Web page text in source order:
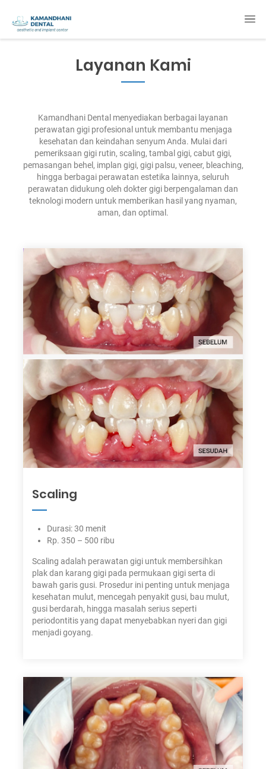
Layanan Kami
Kamandhani Dental menyediakan berbagai layanan
perawatan gigi profesional untuk membantu menjaga
kesehatan dan keindahan senyum Anda. Mulai dari
pemeriksaan gigi rutin, scaling, tambal gigi, cabut gigi,
pemasangan behel, implan gigi, gigi palsu, veneer, bleaching,
hingga berbagai perawatan estetika lainnya, seluruh
perawatan didukung oleh dokter gigi berpengalaman dan
teknologi modern untuk memberikan hasil yang nyaman,
aman, dan optimal.
Scaling
Durasi: 30 menit
Rp. 350 – 500 ribu
Scaling adalah perawatan gigi untuk membersihkan
plak dan karang gigi pada permukaan gigi serta di
bawah garis gusi. Prosedur ini penting untuk menjaga
kesehatan mulut, mencegah penyakit gusi, bau mulut,
gusi berdarah, hingga masalah serius seperti
periodontitis yang dapat menyebabkan nyeri dan gigi
menjadi goyang.